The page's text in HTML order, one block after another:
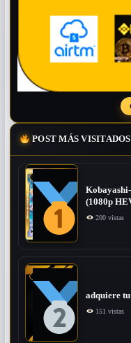
POST MÁS VISITADOS
(1080p
200 vistas
adquiere
151 vistas